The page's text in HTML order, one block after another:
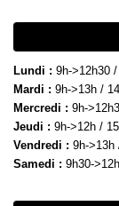
Lundi : 9h->12h30
Mardi : 9h->13h /
Mercredi : 9h-
Jeudi : 9h->12h /
Vendredi : 9h->13h
Samedi : 9h30->12h